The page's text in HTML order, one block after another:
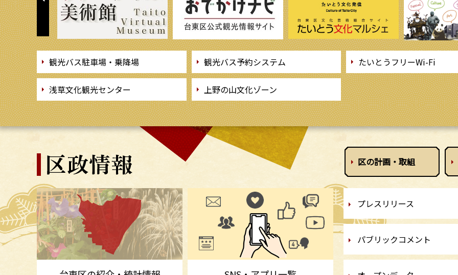
観光バス駐車場・乗降場 観光バス予約システム たいとうフリーWi-Fi
浅草文化観光センター 上野の山文化ゾーン
区の計画・ 取組
プレスリリース
パブリックコメント